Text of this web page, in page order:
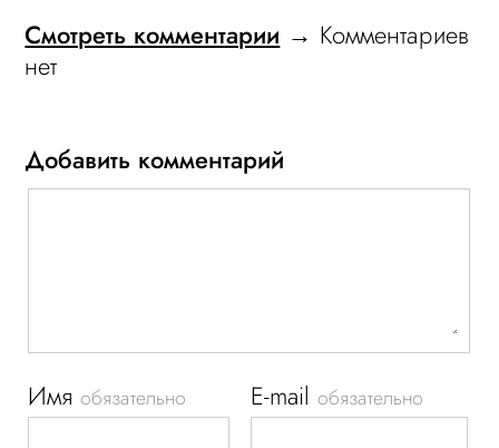
Смотреть комментарии → Комментариев
нет
Добавить комментарий
Имяобязательно E-mailобязательно